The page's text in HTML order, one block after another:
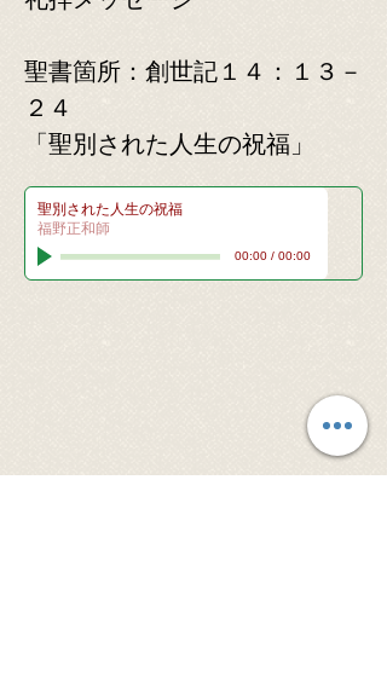
​聖書箇所：創世記１４：１３－
２４
「聖別された人生の祝福 」
聖別された人生の祝福
福野正和師
00:00/ 00:00